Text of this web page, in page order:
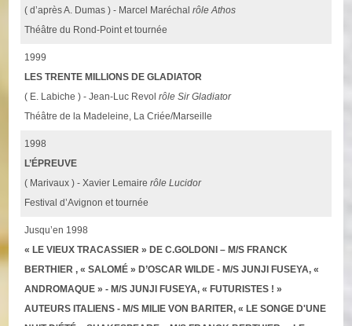
( d’après A. Dumas ) - Marcel Maréchalrôle Athos
Théâtre du Rond-Point et tournée
1999
LES TRENTE MILLIONS DE GLADIATOR
( E. Labiche ) - Jean-Luc Revolrôle Sir Gladiator
Théâtre de la Madeleine, La Criée/Marseille
1998
L’ÉPREUVE
( Marivaux ) - Xavier Lemairerôle Lucidor
Festival d’Avignon et tournée
Jusqu’en 1998
« LE VIEUX TRACASSIER » DE C.GOLDONI – M/S FRANCK
BERTHIER , « SALOMÉ » D’OSCAR WILDE - M/S JUNJI FUSEYA, «
ANDROMAQUE » - M/S JUNJI FUSEYA, « FUTURISTES ! »
AUTEURS ITALIENS - M/S MILIE VON BARITER, « LE SONGE D'UNE